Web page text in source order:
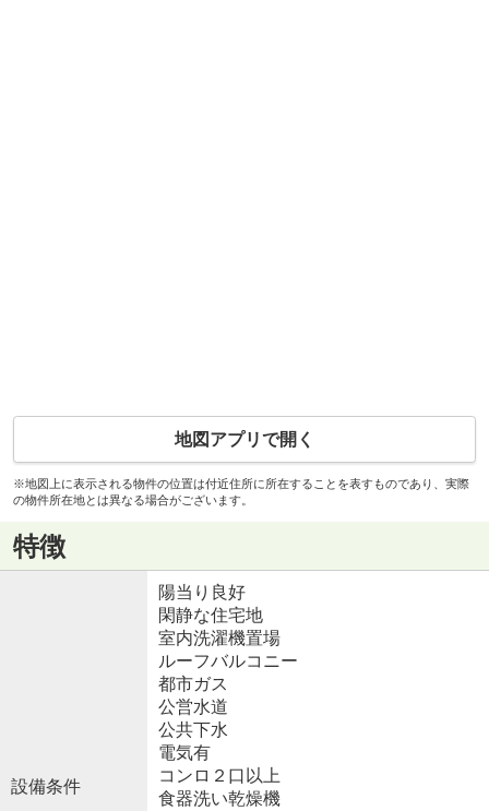
地図アプリで開く
※地図上に表示される物件の位置は付近住所に所在することを表すものであり、実際
の物件所在地とは異なる場合がございます。
特徴
設備条件
陽当り良好
閑静な住宅地
室内洗濯機置場
ルーフバルコニー
都市ガス
公営水道
公共下水
電気有
コンロ２口以上
食器洗い乾燥機